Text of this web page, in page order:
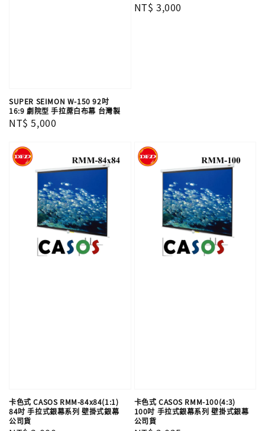
SUPER SEIMON W-150 92吋
16:9 劇院型 手拉蓆白布幕 台灣製
Regular
NT$ 5,000
Regular
NT$ 3,000
卡色式 CASOS RMM-84x84(1:1)
84吋 手拉式銀幕系列 壁掛式銀幕
公司貨
卡色式 CASOS RMM-100(4:3)
100吋 手拉式銀幕系列 壁掛式銀幕
公司貨